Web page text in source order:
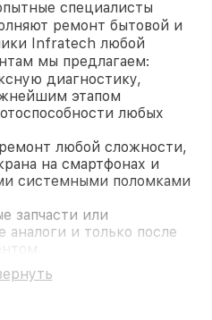
специалисты
ремонт бытовой и
Infratech любой
мы предлагаем:
диагностику,
этапом
любых
любой сложности,
на смартфонах и
системными поломками
запчасти или
аналоги и только после
комплектующие
гарантия. В случае